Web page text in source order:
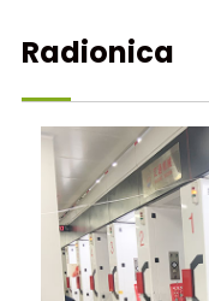
Radionica